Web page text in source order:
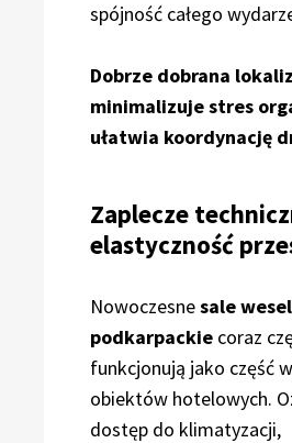
spójność całego
Dobrze dobrana
minimalizuje stres
ułatwia koordynację
Zaplecze
elastyczność
Nowoczesnesale
podkarpackie coraz
funkcjonują jako część
obiektów hotelowych.
dostęp do klimatyzacji,